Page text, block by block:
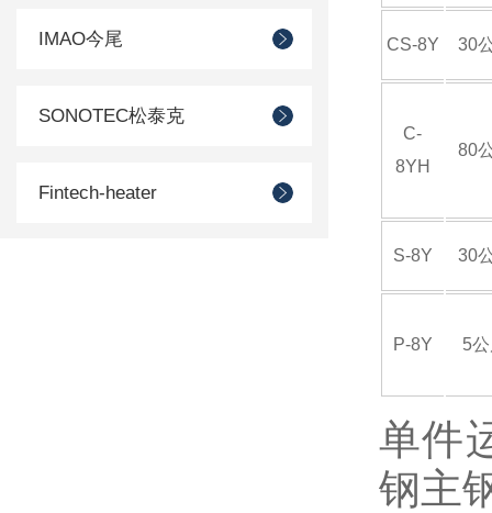
IMAO今尾
SONOTEC松泰克
Fintech-heater
CS-8Y 30
C-
8YH
80
S-8Y 30
P-8Y 5
单件
钢主